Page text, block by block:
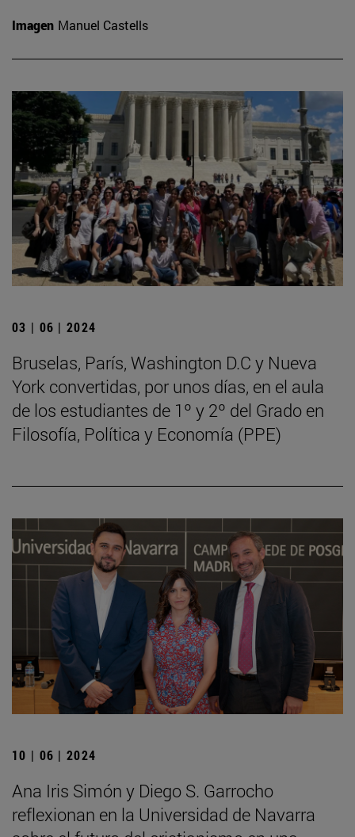
Imagen Manuel Castells
03 | 06 | 2024
Bruselas, París, Washington D.C y Nueva
York convertidas, por unos días, en el aula
de los estudiantes de 1º y 2º del Grado en
Filosofía, Política y Economía (PPE)
10 | 06 | 2024
Ana Iris Simón y Diego S. Garrocho
reflexionan en la Universidad de Navarra